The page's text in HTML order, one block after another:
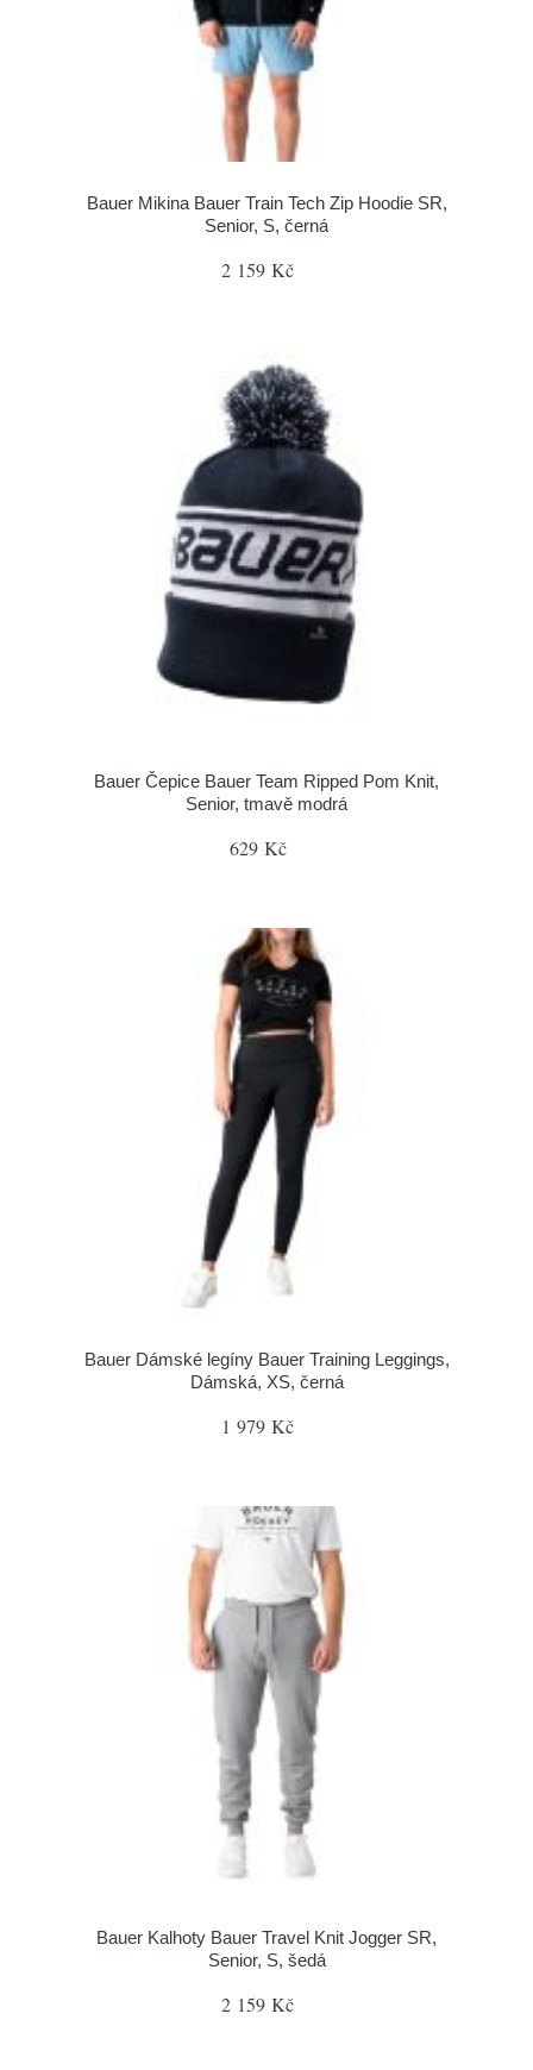
Bauer Mikina Bauer Train Tech Zip Hoodie SR,
Senior, S, černá
2 159 Kč
Bauer Čepice Bauer Team Ripped Pom Knit,
Senior, tmavě modrá
629 Kč
Bauer Dámské legíny Bauer Training Leggings,
Dámská, XS, černá
1 979 Kč
Bauer Kalhoty Bauer Travel Knit Jogger SR,
Senior, S, šedá
2 159 Kč